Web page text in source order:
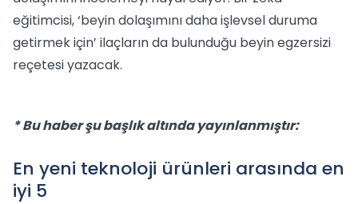
eğitimcisi, ‘beyin dolaşımını daha işlevsel duruma
getirmek için’ ilaçların da bulunduğu beyin egzersizi
reçetesi yazacak.
* Bu haber şu başlık altında yayınlanmıştır:
En yeni teknoloji ürünleri arasında en
iyi 5